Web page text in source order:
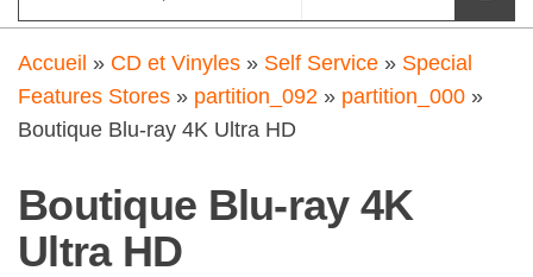
Accueil » CD et Vinyles » Self Service » Special
Features Stores » partition_092 » partition_000 »
Boutique Blu-ray 4K Ultra HD
Boutique Blu-ray 4K
Ultra HD